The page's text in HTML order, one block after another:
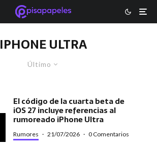
IPHONE ULTRA
Último
El código de la cuarta beta de
iOS 27 incluye referencias al
rumoreado iPhone Ultra
Rumores · 21/07/2026 · 0 Comentarios